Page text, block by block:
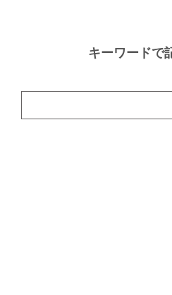
キーワードで